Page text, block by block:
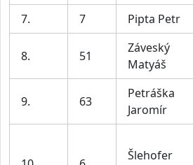
7. 7 Pipta Petr
8. 51
Záveský
Matyáš
9. 63
Petráška
Jaromír
Šlehofer